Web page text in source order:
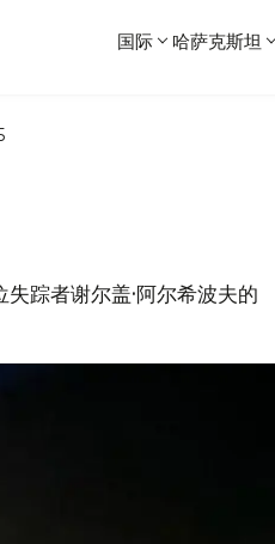
国际 哈萨克斯坦
踪者谢尔盖·阿尔希波夫的